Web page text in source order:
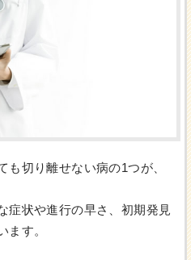
切り離せない病の1つが、
症状や進行の早さ、初期発見
ます。